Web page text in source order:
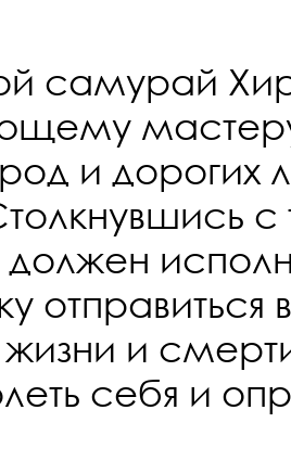
самурай
и дорогих
отправиться
и
себя и